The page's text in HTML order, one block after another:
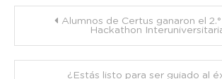
Navegación
de
Alumnos de Certus ganaron el
Hackathon
¿Estás listo para ser guiado al